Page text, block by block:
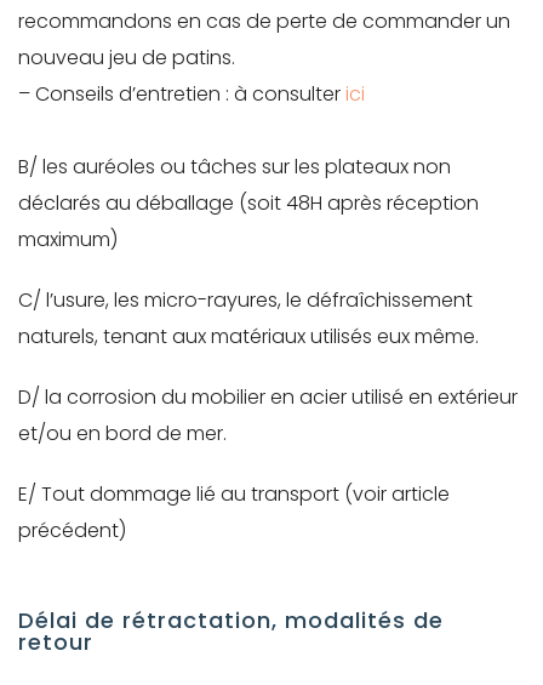
recommandons en cas de perte de commander un
nouveau jeu de patins.
– Conseils d’entretien : à consulterici
B/ les auréoles ou tâches sur les plateaux non
déclarés au déballage (soit 48H après réception
maximum)
C/ l’usure, les micro-rayures, le défraîchissement
naturels, tenant aux matériaux utilisés eux même.
D/ la corrosion du mobilier en acier utilisé en extérieur
et/ou en bord de mer.
E/ Tout dommage lié au transport (voir article
précédent)
Délai de rétractation, modalités de
retour